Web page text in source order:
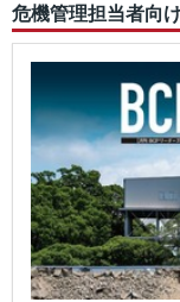
危機管理担当者向